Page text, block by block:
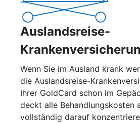
Auslandsreise-
Wenn Sie im Ausland krank
die Auslandsreise-
Ihrer GoldCard schon im
deckt alle Behandlungskosten
vollständig darauf